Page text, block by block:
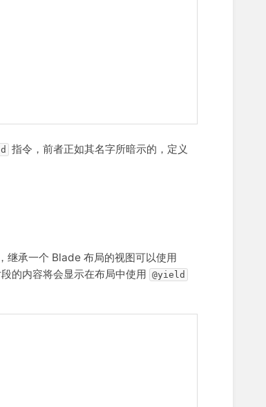
指令，前者正如其名字所暗示的，定义
继承一个 Blade 布局的视图可以使用
的内容将会显示在布局中使用 @yield